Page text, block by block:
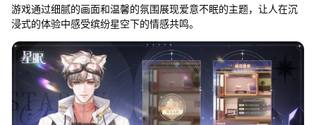
游戏通过细腻的画面和温馨的氛围展现爱意不眠的主题，让人在沉
浸式的体验中感受缤纷星空下的情感共鸣。